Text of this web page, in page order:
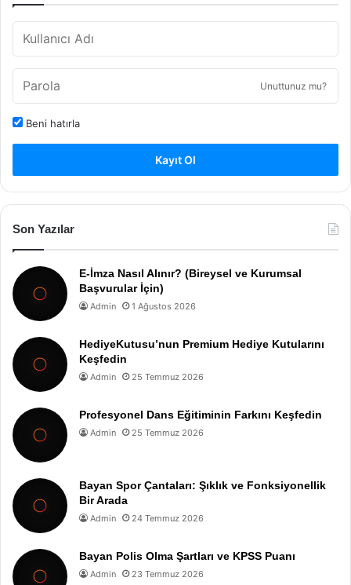
Unuttunuz mu?
Beni hatırla
Kayıt Ol
Son Yazılar
E-İmza Nasıl Alınır? (Bireysel ve Kurumsal
Başvurular İçin)
Admin 1 Ağustos 2026
HediyeKutusu’nun Premium Hediye Kutularını
Keşfedin
Admin 25 Temmuz 2026
Profesyonel Dans Eğitiminin Farkını Keşfedin
Admin 25 Temmuz 2026
Bayan Spor Çantaları: Şıklık ve Fonksiyonellik
Bir Arada
Admin 24 Temmuz 2026
Bayan Polis Olma Şartları ve KPSS Puanı
Admin 23 Temmuz 2026